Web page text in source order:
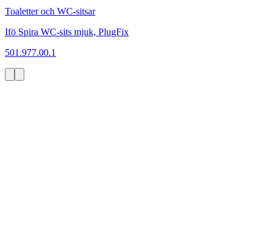
Toaletter och WC-sitsar
Ifö Spira WC-sits mjuk, PlugFix
501.977.00.1